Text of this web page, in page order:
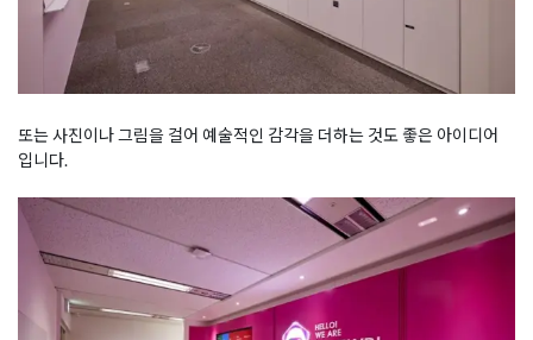
또는 사진이나 그림을 걸어 예술적인 감각을 더하는 것도 좋은 아이디어
입니다.